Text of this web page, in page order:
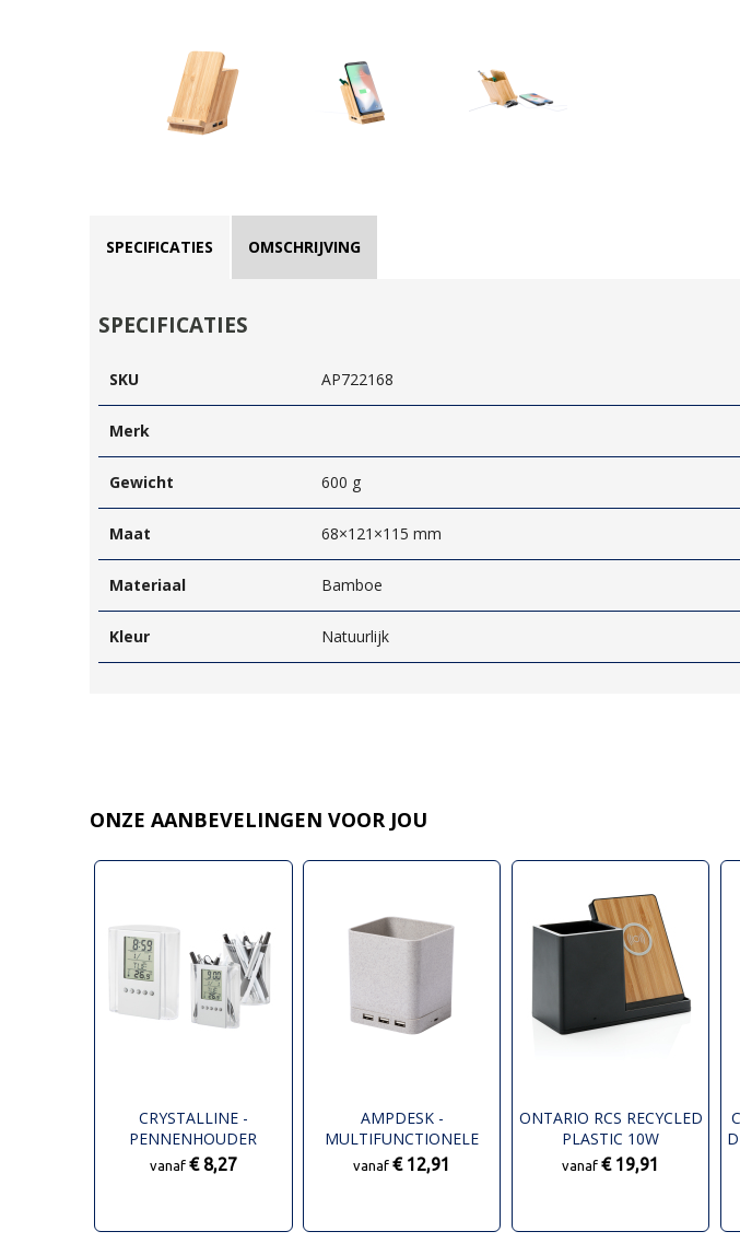
SPECIFICATIES OMSCHRIJVING
SPECIFICATIES
SKU AP722168
Merk
Gewicht 600 g
Maat 68×121×115 mm
Materiaal Bamboe
Kleur Natuurlijk
ONZE AANBEVELINGEN VOOR JOU
CRYSTALLINE -
PENNENHOUDER
vanaf € 8,27
AMPDESK -
MULTIFUNCTIONELE
PENNENHOUDER
vanaf€ 12,91
ONTARIO RCS RECYCLED
PLASTIC 10W
DRAADLOZE LADER
vanaf€ 19,91